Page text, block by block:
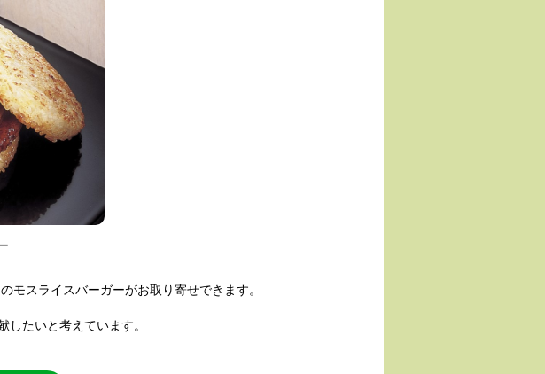
モスライスバーガーがお取り寄せできます。
たいと考えています。